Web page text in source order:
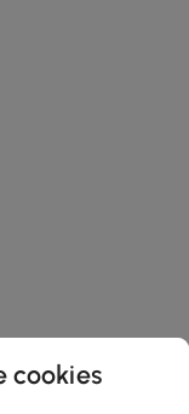
cookies